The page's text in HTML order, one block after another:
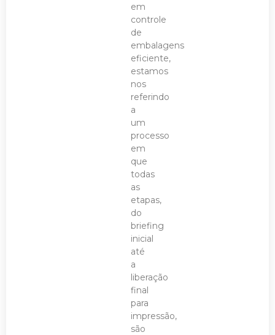
em
controle
de
embalagens
eficiente,
estamos
nos
referindo
a
um
processo
em
que
todas
as
etapas,
do
briefing
inicial
até
a
liberação
final
para
impressão,
são